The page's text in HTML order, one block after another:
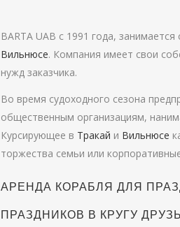
BARTA UAB с 1991 года,
Вильнюсе. Компания имеет свои
нужд заказчика.
Во время судоходного сезона
общественным организациям,
Курсирующее в Тракай и Вильнюсе
торжества семьи или
АРЕНДА КОРАБЛЯ ДЛЯ
ПРАЗДНИКОВ В КРУГУ